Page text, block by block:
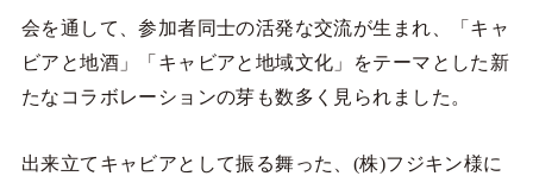
会を通して、参加者同士の活発な交流が生まれ、「キャ
ビアと地酒」「キャビアと地域文化」をテーマとした新
たなコラボレーションの芽も数多く見られました。
出来立てキャビアとして振る舞った、(株)フジキン様に